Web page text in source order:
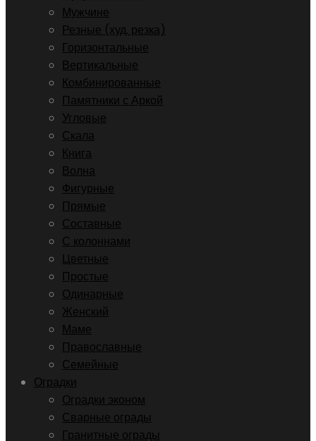
Мужчине
Резные (худ. резка)
Горизонтальные
Вертикальные
Комбинированные
Памятники с Аркой
Угловые
Скала
Книга
Волна
Фигурные
Прямые
Составные
С колоннами
Цветные
Простые
Одинарные
Женский
Маме
Православные
Семейные
Оградки
Оградки эконом
Сварные ограды
Гранитные ограды